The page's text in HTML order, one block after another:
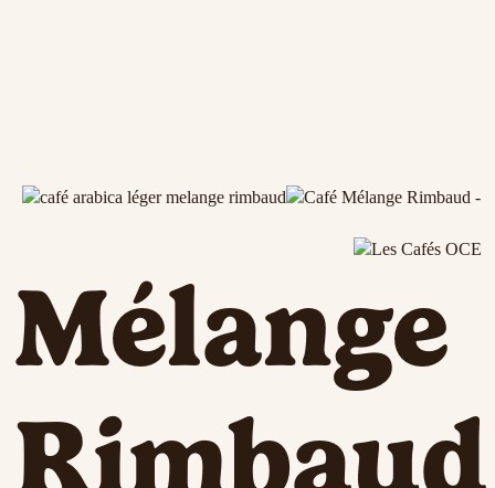
Mélange
Rimbaud